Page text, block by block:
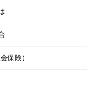
保険）